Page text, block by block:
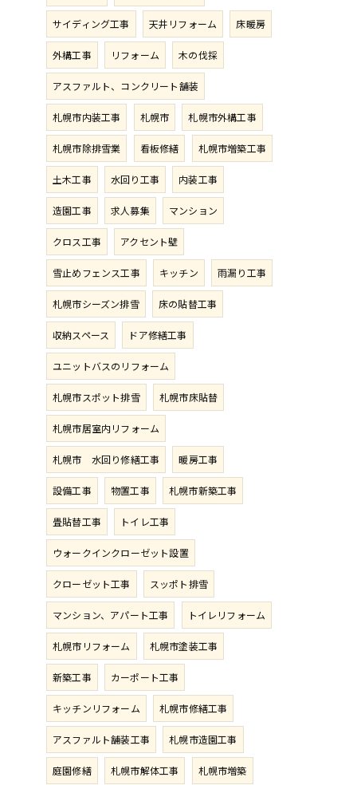
サイディング工事 天井リフォーム 床暖房
外構工事 リフォーム 木の伐採
アスファルト、コンクリート舗装
札幌市内装工事 札幌市 札幌市外構工事
札幌市除排雪業 看板修繕 札幌市増築工事
土木工事 水回り工事 内装工事
造園工事 求人募集 マンション
クロス工事 アクセント壁
雪止めフェンス工事 キッチン 雨漏り工事
札幌市シーズン排雪 床の貼替工事
収納スペース ドア修繕工事
ユニットバスのリフォーム
札幌市スポット排雪 札幌市床貼替
札幌市居室内リフォーム
札幌市 水回り修繕工事 暖房工事
設備工事 物置工事 札幌市新築工事
畳貼替工事 トイレ工事
ウォークインクローゼット設置
クローゼット工事 スッポト排雪
マンション、アパート工事 トイレリフォーム
札幌市リフォーム 札幌市塗装工事
新築工事 カーポート工事
キッチンリフォーム 札幌市修繕工事
アスファルト舗装工事 札幌市造園工事
庭園修繕 札幌市解体工事 札幌市増築